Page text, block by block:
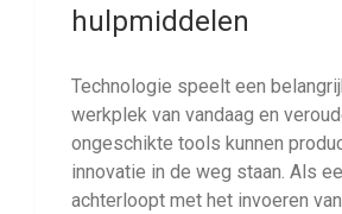
hulpmiddelen
Technologie speelt een
werkplek van vandaag en
ongeschikte tools kunnen
innovatie in de weg staan. Als
achterloopt met het invoeren